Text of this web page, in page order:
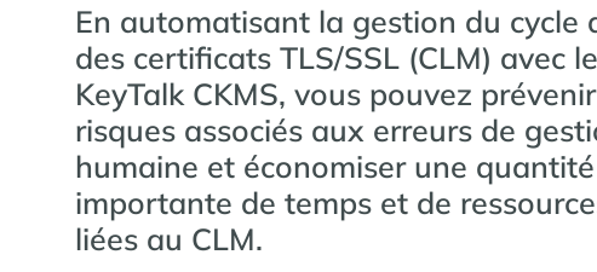
En automatisant la gestion du cycle
des certificats TLS/SSL (CLM) avec le
KeyTalk CKMS, vous pouvez
risques associés aux erreurs de
humaine et économiser une quantité
importante de temps et de
liées au CLM.